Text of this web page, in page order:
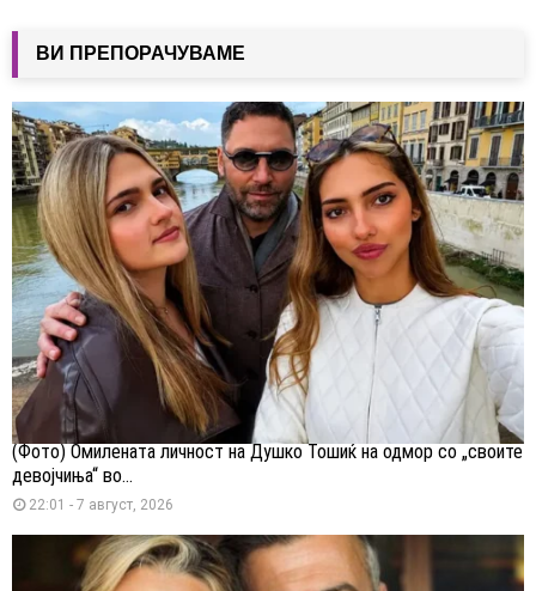
ВИ ПРЕПОРАЧУВАМЕ
(Фото) Омилената личност на Душко Тошиќ на одмор со „своите
девојчиња“ во...
22:01 - 7 август, 2026